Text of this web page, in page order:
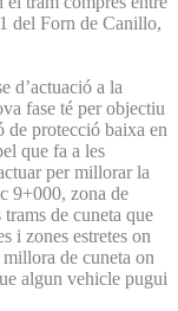
del Forn de Canillo,
d’actuació a la
fase té per objectiu
de protecció baixa en
que fa a les
per millorar la
9+000, zona de
de cuneta que
i zones estretes on
de cuneta on
algun vehicle pugui